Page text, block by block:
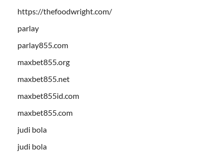
https://thefoodwright.com/
parlay
parlay855.com
maxbet855.org
maxbet855.net
maxbet855id.com
maxbet855.com
judi bola
judi bola